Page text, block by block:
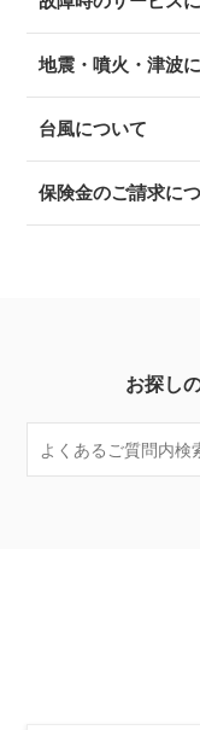
地震・噴火・津波
台風について
保険金のご請求に
お探し